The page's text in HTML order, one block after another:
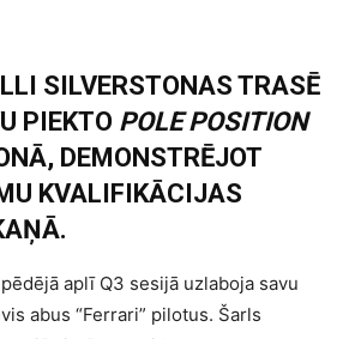
SILVERSTONAS TRASĒ
PIEKTO POLE POSITION
DEMONSTRĒJOT
KVALIFIKĀCIJAS
aplī Q3 sesijā uzlaboja savu
abus “Ferrari” pilotus. Šarls